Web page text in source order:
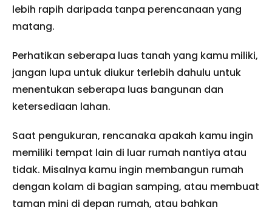
lebih rapih daripada tanpa perencanaan yang
matang.
Perhatikan seberapa luas tanah yang kamu miliki,
jangan lupa untuk diukur terlebih dahulu untuk
menentukan seberapa luas bangunan dan
ketersediaan lahan.
Saat pengukuran, rencanaka apakah kamu ingin
memiliki tempat lain di luar rumah nantiya atau
tidak. Misalnya kamu ingin membangun rumah
dengan kolam di bagian samping, atau membuat
taman mini di depan rumah, atau bahkan